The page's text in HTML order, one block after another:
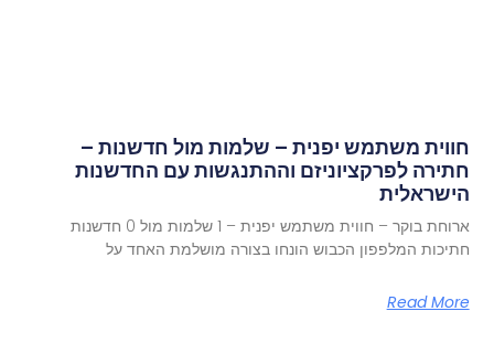
חווית משתמש יפנית – שלמות מול חדשנות –
חתירה לפרקציוניזם וההתנגשות עם החדשנות
הישראלית
ארוחת בוקר – חווית משתמש יפנית – 1 שלמות מול 0 חדשנות
חתיכות המלפפון הכבוש הונחו בצורה מושלמת האחד על
Read More